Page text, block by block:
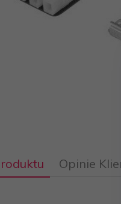
Opinie